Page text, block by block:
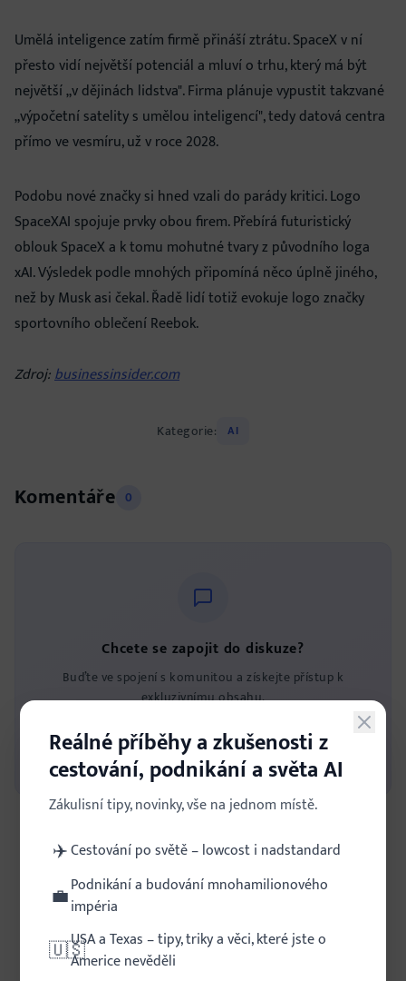
Umělá inteligence zatím firmě přináší ztrátu. SpaceX v ní
přesto vidí největší potenciál a mluví o trhu, který má být
největší „v dějinách lidstva". Firma plánuje vypustit takzvané
„výpočetní satelity s umělou inteligencí", tedy datová centra
přímo ve vesmíru, už v roce 2028.
Podobu nové značky si hned vzali do parády kritici. Logo
SpaceXAI spojuje prvky obou firem. Přebírá futuristický
oblouk SpaceX a k tomu mohutné tvary z původního loga
xAI. Výsledek podle mnohých připomíná něco úplně jiného,
než by Musk asi čekal. Řadě lidí totiž evokuje logo značky
sportovního oblečení Reebok.
Zdroj:businessinsider.com
Kategorie: AI
Komentáře 0
Chcete se zapojit do diskuze?
Buďte ve spojení s komunitou a získejte přístup k
exkluzivnímu obsahu.
Zaregistrovat se Přihlásit se
Zatím žádné komentáře. Buďte první!
Reálné příběhy a zkušenosti z
cestování, podnikání a světa AI
Zákulisní tipy, novinky, vše na jednom místě.
✈️Cestování po světě – lowcost i nadstandard
💼Podnikání a budování mnohamilionového
impéria
🇺🇸USA a Texas – tipy, triky a věci, které jste o
Americe nevěděli